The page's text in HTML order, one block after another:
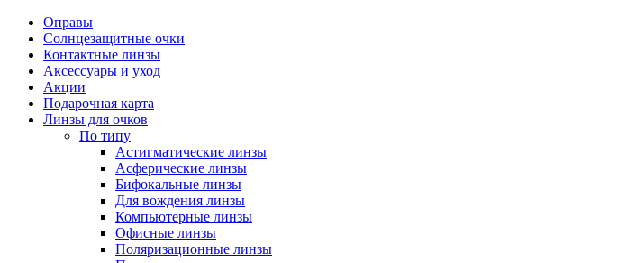
Оправы
Солнцезащитные очки
Контактные линзы
Аксессуары и уход
Акции
Подарочная карта
Линзы для очков
По типу
Астигматические линзы
Асферические линзы
Бифокальные линзы
Для вождения линзы
Компьютерные линзы
Офисные линзы
Поляризационные линзы